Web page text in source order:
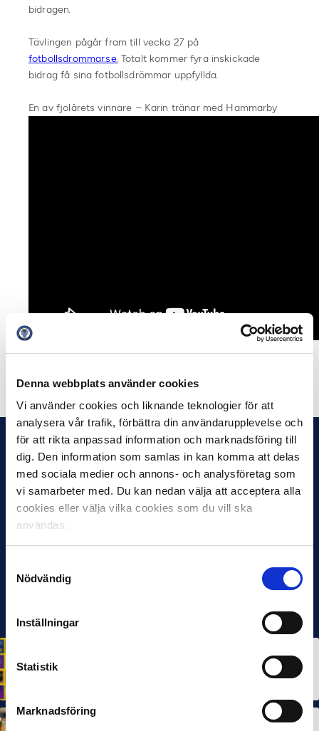
Denna webbplats använder cookies
Vi använder cookies och liknande teknologier för att
analysera vår trafik, förbättra din användarupplevelse och
för att rikta anpassad information och marknadsföring till
dig. Den information som samlas in kan komma att delas
med sociala medier och annons- och analysföretag som
vi samarbeter med. Du kan nedan välja att acceptera alla
cookies eller välja vilka cookies som du vill ska
användas.
Nödvändig
Inställningar
Statistik
Marknadsföring
bidragen.
Tävlingen pågår fram till vecka 27 på
fotbollsdrommar.se. Totalt kommer fyra inskickade
bidrag få sina fotbollsdrömmar uppfyllda.
En av fjolårets vinnare – Karin tränar med Hammarby
Svensk Elitfotboll lanserar Fotbollseffekten – en
rapport om Sveriges starkaste folkrörelse och